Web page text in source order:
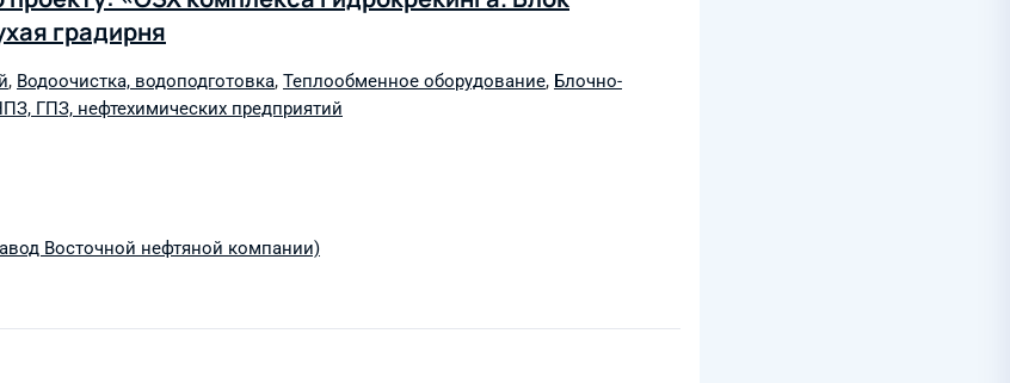
градирня
, Водоочистка, водоподготовка, Теплообменное оборудование, Блочно-
ГПЗ, нефтехимических предприятий
Восточной нефтяной компании)